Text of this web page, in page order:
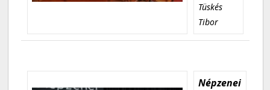
Tüskés
Tibor
Népzenei